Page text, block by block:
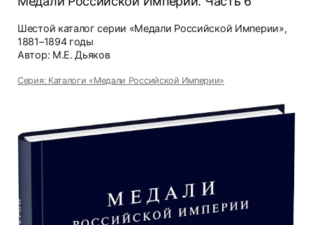
Шестой каталог серии «Медали Российской Империи»,
1881–1894 годы
Автор: М.Е. Дьяков
Серия: Ка­та­ло­ги «Ме­да­ли Рос­сий­ской Им­пе­рии»